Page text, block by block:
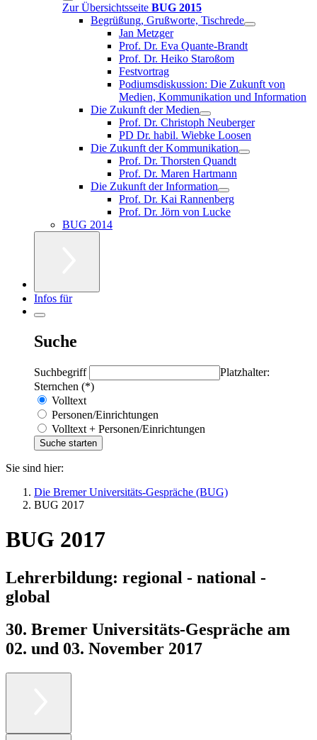
Zur Übersichtsseite BUG 2015
Begrüßung, Grußworte, Tischrede
Jan Metzger
Prof. Dr. Eva Quante-Brandt
Prof. Dr. Heiko Staroßom
Festvortrag
Podiumsdiskussion: Die Zukunft von
Medien, Kommunikation und Information
Die Zukunft der Medien
Prof. Dr. Christoph Neuberger
PD Dr. habil. Wiebke Loosen
Die Zukunft der Kommunikation
Prof. Dr. Thorsten Quandt
Prof. Dr. Maren Hartmann
Die Zukunft der Information
Prof. Dr. Kai Rannenberg
Prof. Dr. Jörn von Lucke
BUG 2014
Infos für
Suche
Suchbegriff
Platzhalter:
Sternchen (*)
Volltext
Personen/Einrichtungen
Volltext + Personen/Einrichtungen
Sie sind hier:
Die Bremer Universitäts-Gespräche (BUG)
BUG 2017
BUG 2017
Lehrerbildung: regional - national -
global
30. Bremer Universitäts-Gespräche am
02. und 03. November 2017